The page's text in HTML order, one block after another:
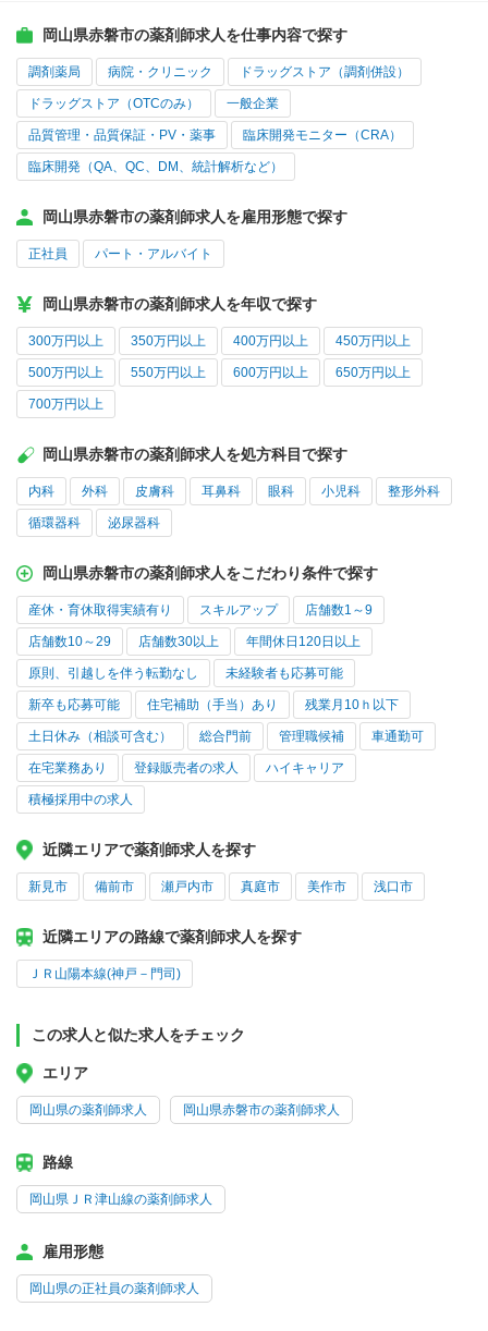
岡山県赤磐市の薬剤師求人を仕事内容で探す
調剤薬局 病院・クリニック ドラッグストア（調剤併設）
ドラッグストア（OTCのみ） 一般企業
品質管理・品質保証・PV・薬事 臨床開発モニター（CRA）
臨床開発（QA、QC、DM、統計解析など）
岡山県赤磐市の薬剤師求人を雇用形態で探す
正社員 パート・アルバイト
岡山県赤磐市の薬剤師求人を年収で探す
300万円以上 350万円以上 400万円以上 450万円以上
500万円以上 550万円以上 600万円以上 650万円以上
700万円以上
岡山県赤磐市の薬剤師求人を処方科目で探す
内科 外科 皮膚科 耳鼻科 眼科 小児科 整形外科
循環器科 泌尿器科
岡山県赤磐市の薬剤師求人をこだわり条件で探す
産休・育休取得実績有り スキルアップ 店舗数1～9
店舗数10～29 店舗数30以上 年間休日120日以上
原則、引越しを伴う転勤なし 未経験者も応募可能
新卒も応募可能 住宅補助（手当）あり 残業月10ｈ以下
土日休み（相談可含む） 総合門前 管理職候補 車通勤可
在宅業務あり 登録販売者の求人 ハイキャリア
積極採用中の求人
近隣エリアで薬剤師求人を探す
新見市 備前市 瀬戸内市 真庭市 美作市 浅口市
近隣エリアの路線で薬剤師求人を探す
ＪＲ山陽本線(神戸－門司)
この求人と似た求人をチェック
エリア
岡山県の薬剤師求人 岡山県赤磐市の薬剤師求人
路線
岡山県ＪＲ津山線の薬剤師求人
雇用形態
岡山県の正社員の薬剤師求人